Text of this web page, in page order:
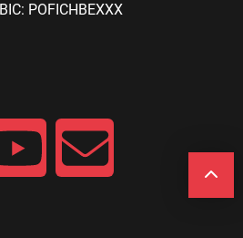
BIC: POFICHBEXXX